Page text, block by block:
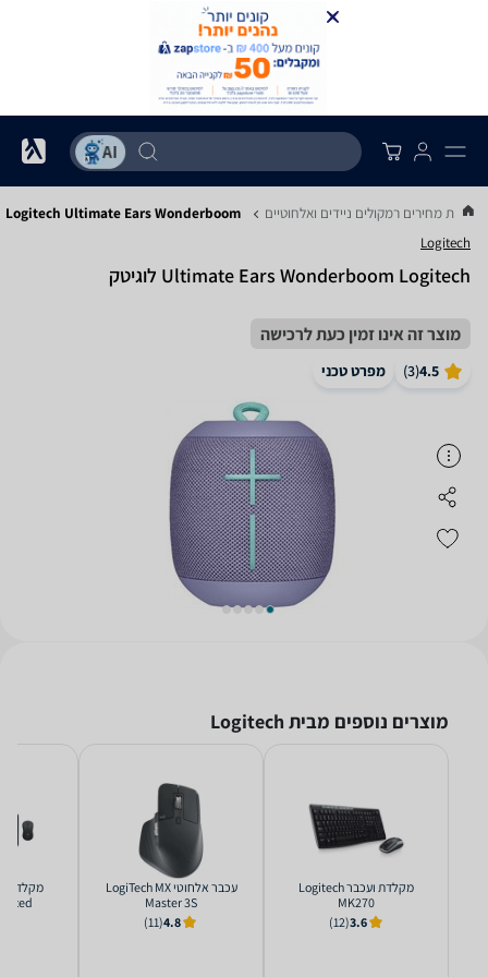
השוואת מחירים רמקולים ניידים ואלחוטיים Logitech Ultimate Ears Wonderboom
Logitech
Ultimate Ears Wonderboom Logitech לוגיטק
מוצר זה אינו זמין כעת לרכישה
4.5
(
3
) מפרט טכני
מוצרים נוספים מבית Logitech
‏מקלדת ועכבר Logitech
MK270
3.6
(12)
‏עכבר ‏אלחוטי LogiTech MX
Master 3S
4.8
(11)